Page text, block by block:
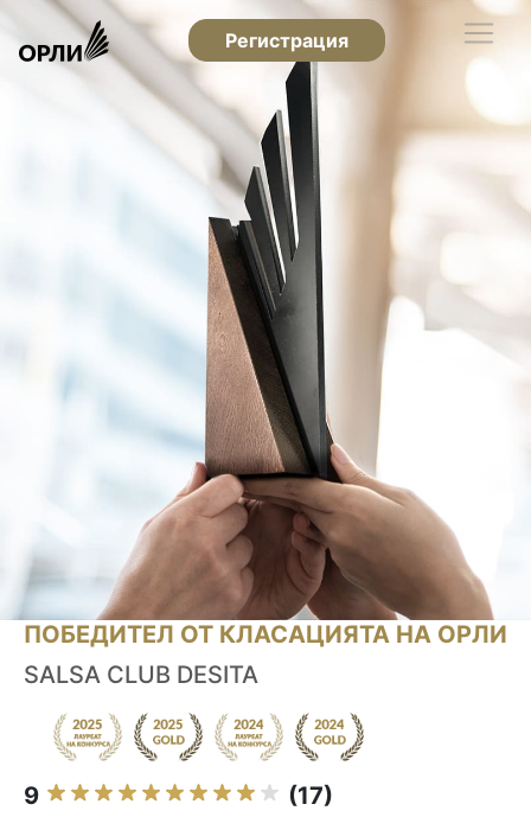
Регистрация
ПОБЕДИТЕЛ ОТ КЛАСАЦИЯТА НА ОРЛИ
SALSA CLUB DESITA
9 (17)